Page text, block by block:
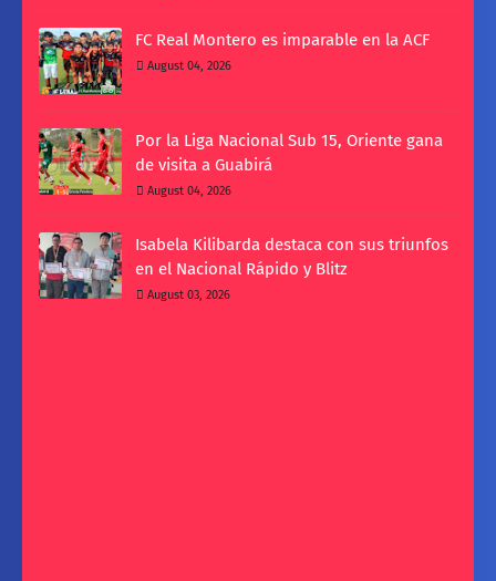
FC Real Montero es imparable en la ACF
August 04, 2026
Por la Liga Nacional Sub 15, Oriente gana
de visita a Guabirá
August 04, 2026
Isabela Kilibarda destaca con sus triunfos
en el Nacional Rápido y Blitz
August 03, 2026